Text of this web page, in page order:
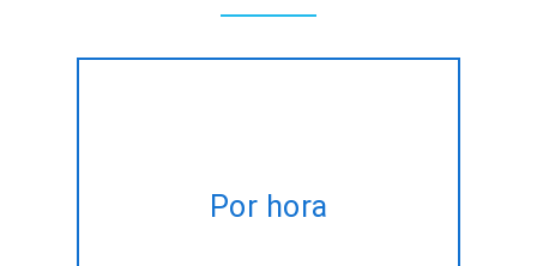
Por hora
App desarrolladores en base
horaria adaptada a cumplir su